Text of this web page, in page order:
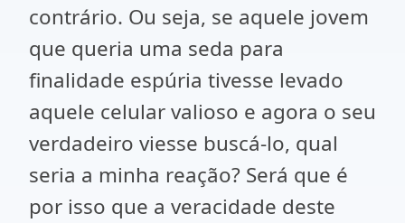
contrário. Ou seja, se aquele jovem
que queria uma seda para
finalidade espúria tivesse levado
aquele celular valioso e agora o seu
verdadeiro viesse buscá-lo, qual
seria a minha reação? Será que é
por isso que a veracidade deste